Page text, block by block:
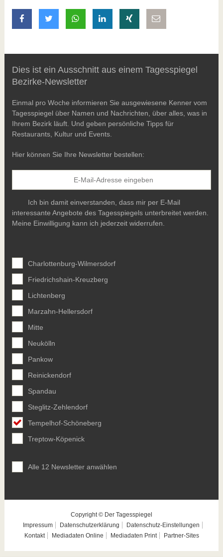
auf Facebook teilen
auf Twitter teilenmit Whatsapp teilen
auf LinkedIn teilen
auf Xing teilen
Dies ist ein Ausschnitt aus einem Tagesspiegel
Bezirke-Newsletter
Einmal pro Woche informieren Sie ausgewiesene Kenner vom
Tagesspiegel über Namen und Nachrichten, über alles, was in
Ihrem Bezirk läuft. Und geben persönliche Tipps für
Restaurants, Kultur und Events.
Hier können Sie Ihre Newsletter bestellen:
Ich bin damit einverstanden, dass mir per E-Mail
interessante Angebote des Tagesspiegels unterbreitet werden.
Meine Einwilligung kann ich jederzeit widerrufen.
Charlottenburg-Wilmersdorf
Friedrichshain-Kreuzberg
Lichtenberg
Marzahn-Hellersdorf
Mitte
Neukölln
Pankow
Reinickendorf
Spandau
Steglitz-Zehlendorf
Tempelhof-Schöneberg
Treptow-Köpenick
Alle 12 Newsletter anwählen
Copyright © Der Tagesspiegel
Impressum
Datenschutzerklärung
Datenschutz-Einstellungen
Kontakt
Mediadaten Online Mediadaten Print Partner-Sites